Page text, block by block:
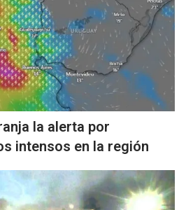
la alerta por
intensos en la región